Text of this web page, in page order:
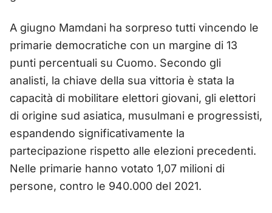
A giugno Mamdani ha sorpreso tutti vincendo le
primarie democratiche con un margine di 13
punti percentuali su Cuomo. Secondo gli
analisti, la chiave della sua vittoria è stata la
capacità di mobilitare elettori giovani, gli elettori
di origine sud asiatica, musulmani e progressisti,
espandendo significativamente la
partecipazione rispetto alle elezioni precedenti.
Nelle primarie hanno votato 1,07 milioni di
persone, contro le 940.000 del 2021.